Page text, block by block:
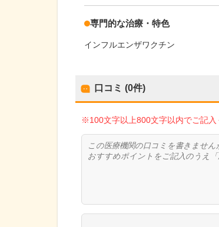
専門的な治療・特色
インフルエンザワクチン
口コミ (0件)
※100文字以上800文字以内でご記入